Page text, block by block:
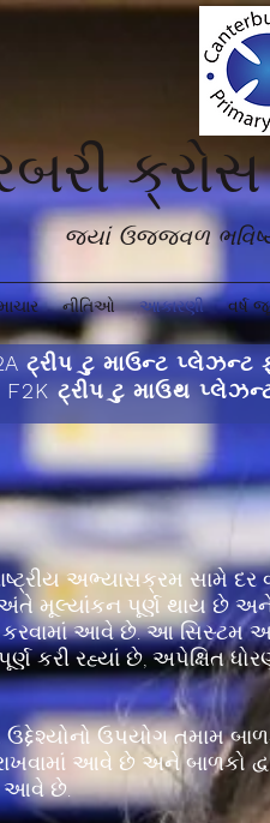
જ્યાં ઉજ્જવળ
નીતિઓ આકારણી વર્ષ
અભ્યાસક્રમ સામે
મૂલ્યાંકન પૂર્ણ થાય છે અને
કરવામાં આવે છે. આ સિસ્ટમ
કરી રહ્યાં છે, અપેક્ષિત
ઉપયોગ તમામ
આવે છે અને બાળકો
આવે છે.
ટ્રીપ ટુ માઉન્ટ પ્લેઝન્ટ
F2K ટ્રીપ ટુ માઉથ પ્લેઝન્ટ